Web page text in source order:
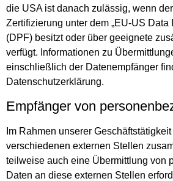
die USA ist danach zulässig, wenn
Zertifizierung unter dem „EU-US Data
(DPF) besitzt oder über geeignete
verfügt. Informationen zu
einschließlich der Datenempfänger
Datenschutzerklärung.
Empfänger von
Im Rahmen unserer
verschiedenen externen Stellen
teilweise auch eine Übermittlung von
Daten an diese externen Stellen